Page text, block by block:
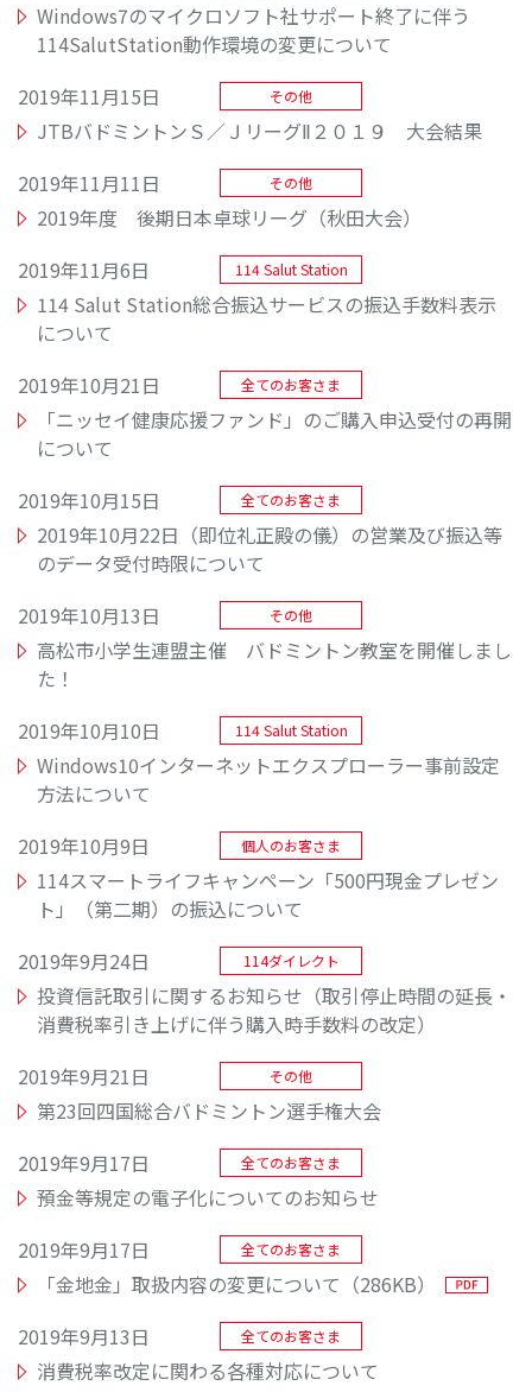
Windows7のマイクロソフト社サポート終了に伴う
114SalutStation動作環境の変更について
2019年11月15日
その他
JTBバドミントンＳ／ＪリーグⅡ２０１９ 大会結果
2019年11月11日
その他
2019年度 後期日本卓球リーグ（秋田大会）
2019年11月6日
114 Salut Station
114 Salut Station総合振込サービスの振込手数料表示
について
2019年10月21日
全てのお客さま
「ニッセイ健康応援ファンド」のご購入申込受付の再開
について
2019年10月15日
全てのお客さま
2019年10月22日（即位礼正殿の儀）の営業及び振込等
のデータ受付時限について
2019年10月13日
その他
高松市小学生連盟主催 バドミントン教室を開催しまし
た！
2019年10月10日
114 Salut Station
Windows10インターネットエクスプローラー事前設定
方法について
2019年10月9日
個人のお客さま
114スマートライフキャンペーン「500円現金プレゼン
ト」（第二期）の振込について
2019年9月24日
114ダイレクト
投資信託取引に関するお知らせ（取引停止時間の延長・
消費税率引き上げに伴う購入時手数料の改定）
2019年9月21日
その他
第23回四国総合バドミントン選手権大会
2019年9月17日
全てのお客さま
預金等規定の電子化についてのお知らせ
2019年9月17日
全てのお客さま
「金地金」取扱内容の変更について（286KB）
2019年9月13日
全てのお客さま
消費税率改定に関わる各種対応について